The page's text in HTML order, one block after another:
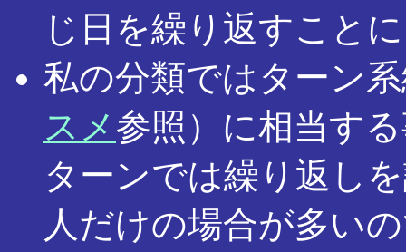
じ日を繰り返すこと
私の分類ではターン
スメ 参照）に相当す
ターンでは繰り返し
人だけの場合が多い